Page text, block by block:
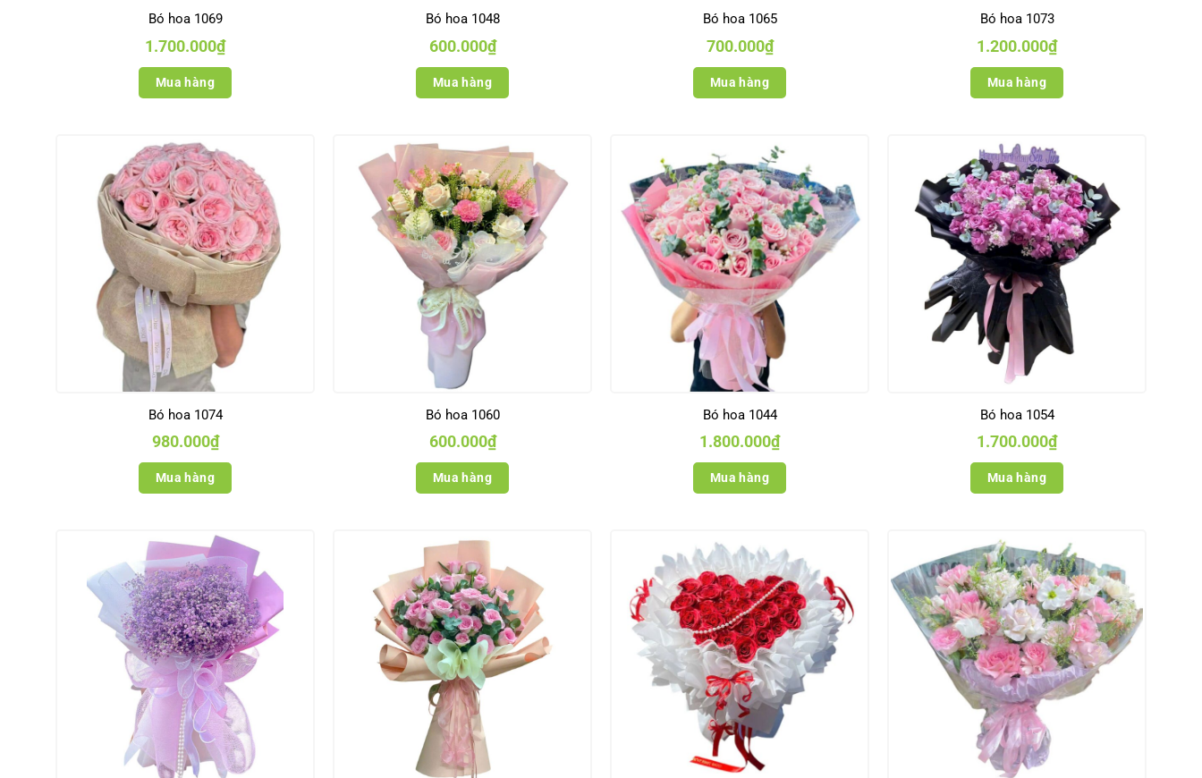
Bó hoa 1069
1.700.000₫
Mua hàng
Bó hoa 1048
600.000₫
Mua hàng
Bó hoa 1065
700.000₫
Mua hàng
Bó hoa 1073
1.200.000₫
Mua hàng
Bó hoa 1074
980.000₫
Mua hàng
Bó hoa 1060
600.000₫
Mua hàng
Bó hoa 1044
1.800.000₫
Mua hàng
Bó hoa 1054
1.700.000₫
Mua hàng